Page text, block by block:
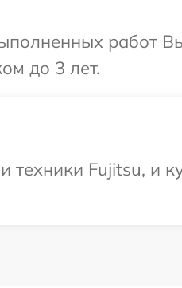
работ
до 3 лет.
Fujitsu, и